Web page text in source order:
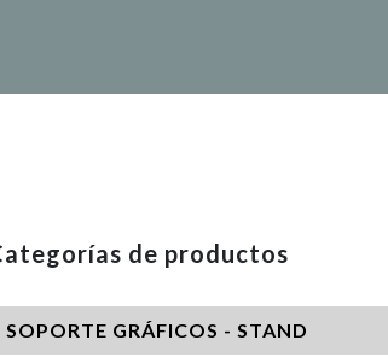
de productos
SOPORTE GRÁFICOS - STAND